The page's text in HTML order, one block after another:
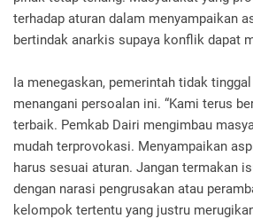
terhadap aturan dalam menyampaikan
bertindak anarkis supaya konflik dapat
Ia menegaskan, pemerintah tidak
menangani persoalan ini. “Kami terus
terbaik. Pemkab Dairi mengimbau
mudah terprovokasi. Menyampaikan
harus sesuai aturan. Jangan termakan
dengan narasi pengrusakan atau
kelompok tertentu yang justru